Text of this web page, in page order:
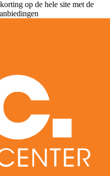
op de hele site met de